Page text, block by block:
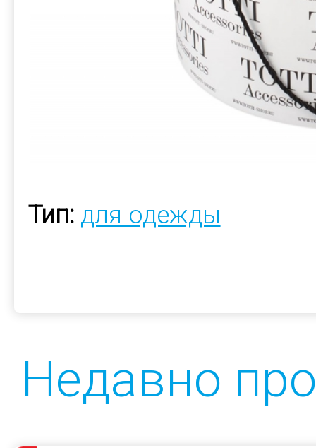
Тип: для одежды
Недавно